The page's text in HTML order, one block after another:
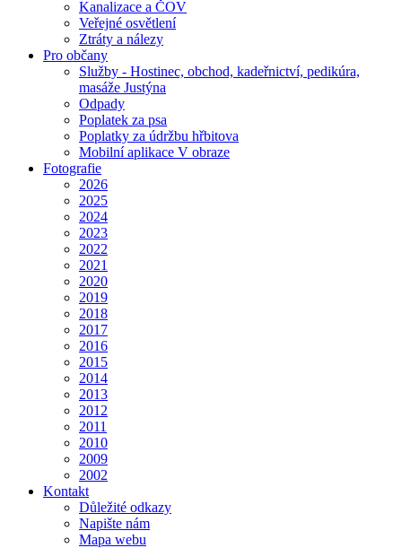
Kanalizace a ČOV
Veřejné osvětlení
Ztráty a nálezy
Pro občany
Služby - Hostinec, obchod, kadeřnictví, pedikúra,
masáže Justýna
Odpady
Poplatek za psa
Poplatky za údržbu hřbitova
Mobilní aplikace V obraze
Fotografie
2026
2025
2024
2023
2022
2021
2020
2019
2018
2017
2016
2015
2014
2013
2012
2011
2010
2009
2002
Kontakt
Důležité odkazy
Napište nám
Mapa webu